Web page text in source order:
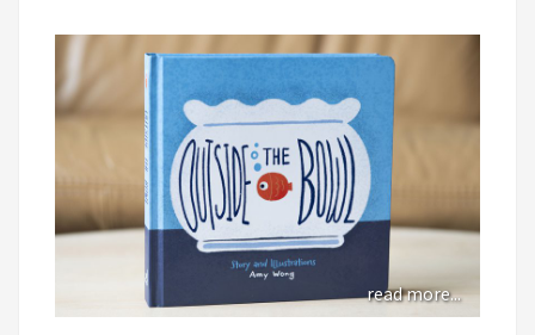
read more...